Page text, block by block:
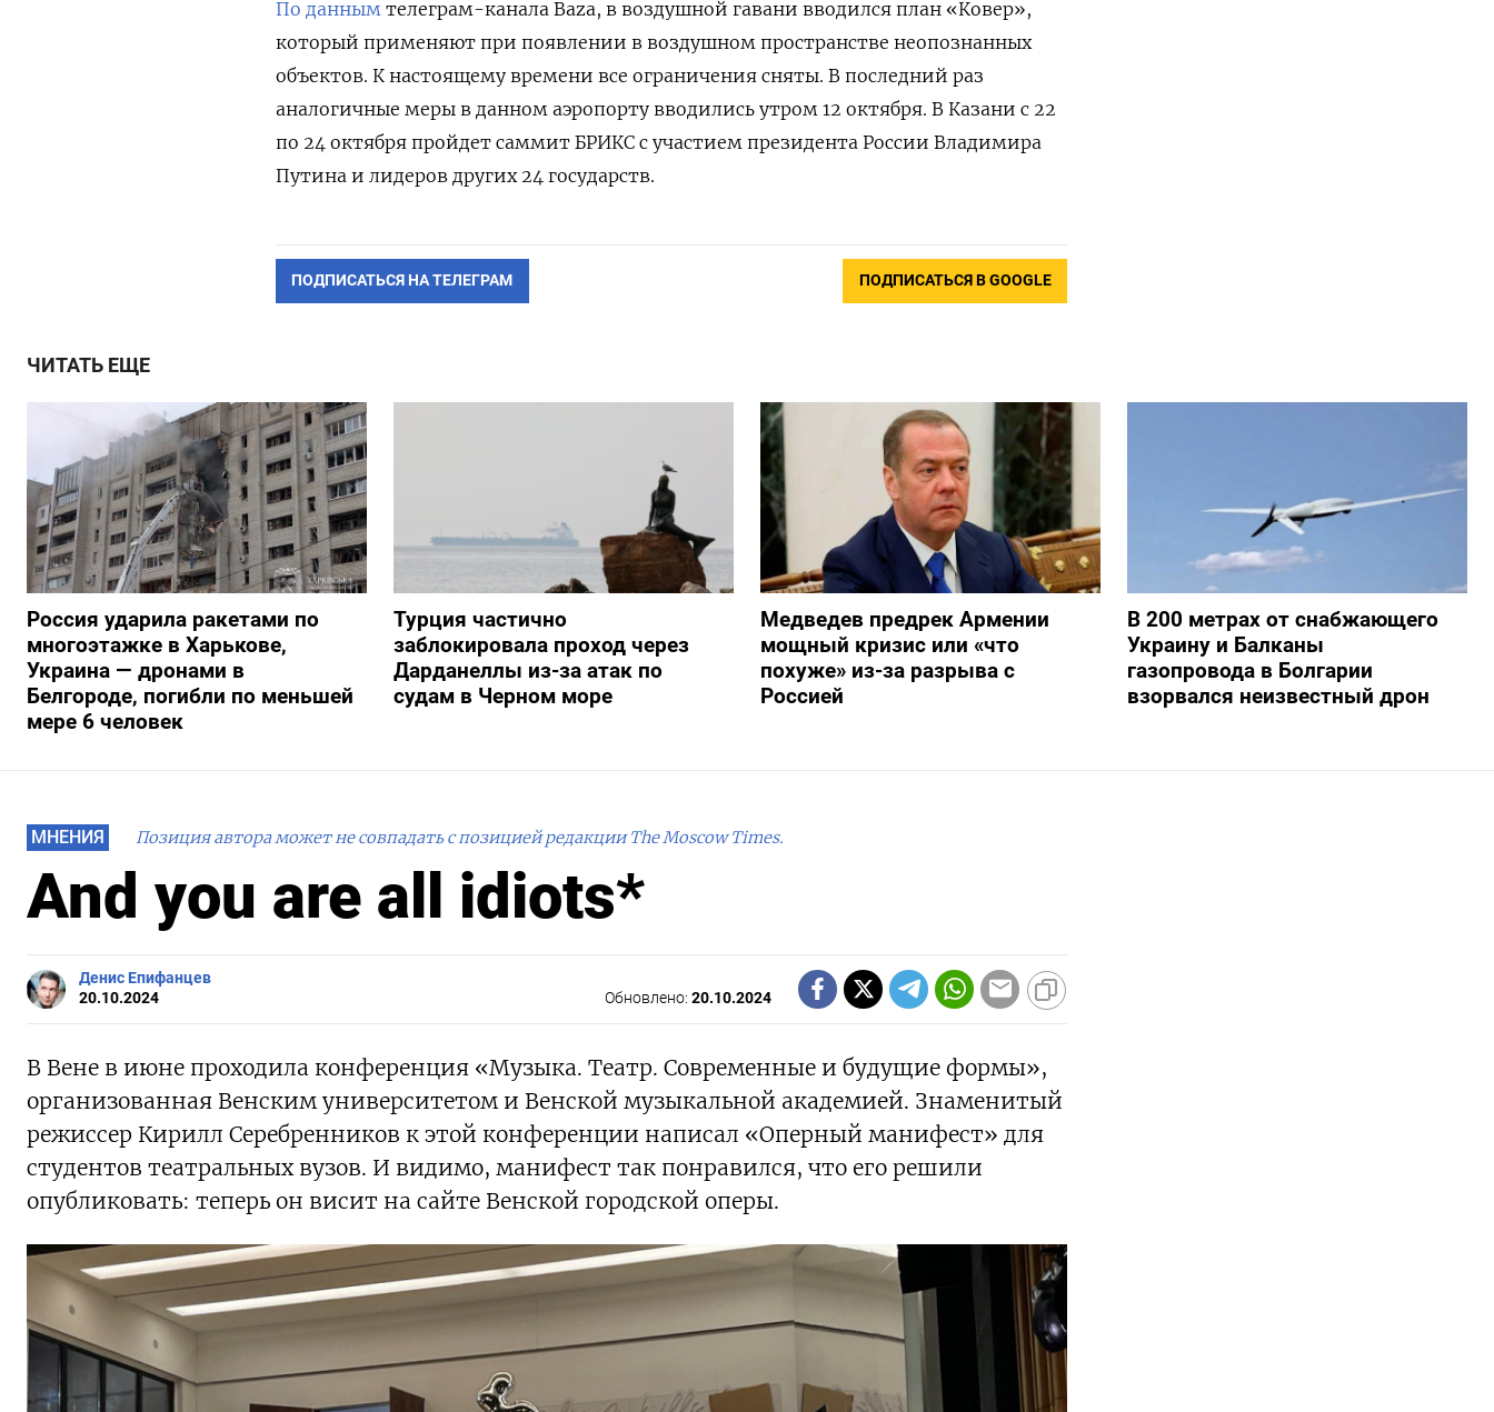
По данным телеграм-канала Baza, в воздушной гавани вводился план «Ковер»,
который применяют при появлении в воздушном пространстве неопознанных
объектов. К настоящему времени все ограничения сняты. В последний раз
аналогичные меры в данном аэропорту вводились утром 12 октября. В Казани с 22
по 24 октября пройдет саммит БРИКС с участием президента России Владимира
Путина и лидеров других 24 государств.
ПОДПИСАТЬСЯ НА ТЕЛЕГРАМ ПОДПИСАТЬСЯ В GOOGLE
ЧИТАТЬ ЕЩЕ
Россия ударила ракетами по
многоэтажке в Харькове,
Украина — дронами в
Белгороде, погибли по меньшей
мере 6 человек
Турция частично
заблокировала проход через
Дарданеллы из-за атак по
судам в Черном море
Медведев предрек Армении
мощный кризис или «что
похуже» из-за разрыва с
Россией
В 200 метрах от снабжающего
Украину и Балканы
газопровода в Болгарии
взорвался неизвестный дрон
МНЕНИЯ Позиция автора может не совпадать с позицией редакции The Moscow Times.
And you are all idiots*
Денис Епифанцев
20.10.2024
Обновлено:20.10.2024
В Вене в июне проходила конференция «Музыка. Театр. Современные и будущие формы»,
организованная Венским университетом и Венской музыкальной академией. Знаменитый
режиссер Кирилл Серебренников к этой конференции написал «Оперный манифест» для
студентов театральных вузов. И видимо, манифест так понравился, что его решили
опубликовать: теперь он висит на сайте Венской городской оперы.